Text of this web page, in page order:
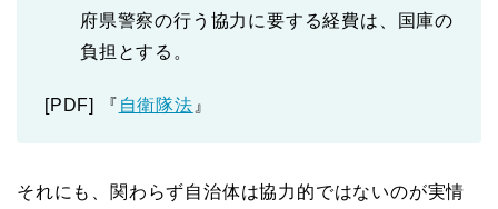
府県警察の行う協力に要する経費は、国庫の
負担とする。
[PDF] 『 自衛隊法 』
それにも、関わらず自治体は協力的ではないのが実情